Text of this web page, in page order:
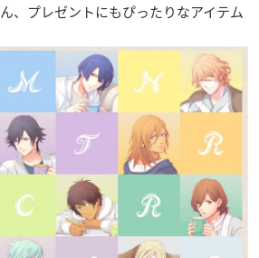
、プレゼントにもぴったりなアイテム